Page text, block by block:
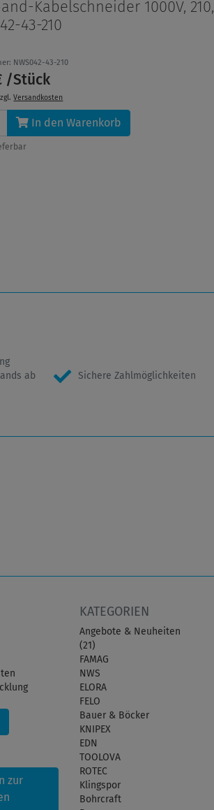
Kabelschneider 1000V, 210,
43-210
NWS042-43-210
/Stück
Versandkosten
In den Warenkorb
ab
Sichere Zahlmöglichkeiten
zur
KATEGORIEN
Angebote & Neuheiten
(21)
FAMAG
NWS
ELORA
FELO
Bauer & Böcker
KNIPEX
EDN
TOOLOVA
ROTEC
Klingspor
Bohrcraft